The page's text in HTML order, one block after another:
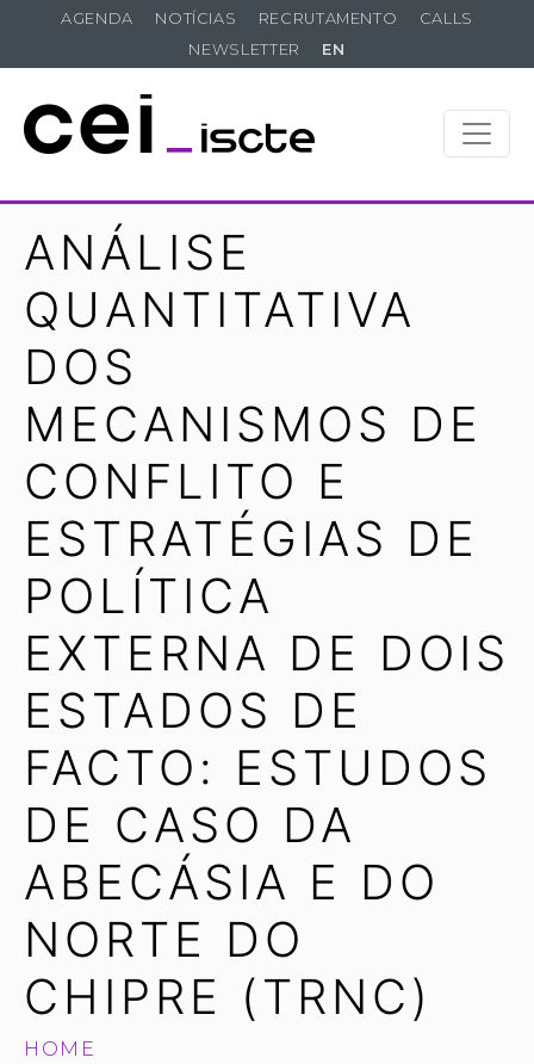
AGENDA NOTÍCIAS RECRUTAMENTO
CALLS
NEWSLETTER
EN
ANÁLISE
QUANTITATIVA
DOS
MECANISMOS DE
CONFLITO E
ESTRATÉGIAS DE
POLÍTICA
EXTERNA DE DOIS
ESTADOS DE
FACTO: ESTUDOS
DE CASO DA
ABECÁSIA E DO
NORTE DO
CHIPRE (TRNC)
HOME